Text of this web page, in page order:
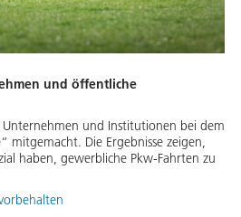
und öffentliche
und Institutionen bei dem
mitgemacht. Die Ergebnisse zeigen,
haben, gewerbliche Pkw-Fahrten zu